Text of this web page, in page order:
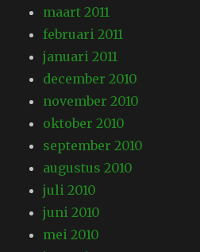
maart 2011
februari 2011
januari 2011
december 2010
november 2010
oktober 2010
september 2010
augustus 2010
juli 2010
juni 2010
mei 2010